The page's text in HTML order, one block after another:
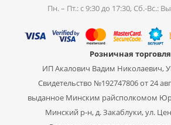
Пн. – Пт.: с 9:30 до 17:30, Сб.-Вс.:
Розничная
ИП Акалович Вадим Николаевич,
Свидетельство №192747806 от 24
выданное Минским райсполкомом
Минский р-н, д. Закаблуки, ул.